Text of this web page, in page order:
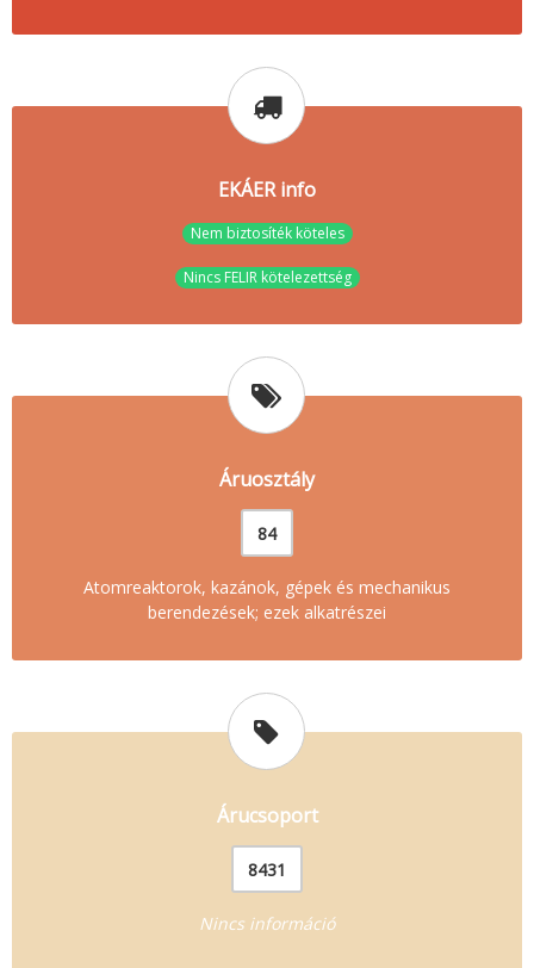
EKÁER info
Nem biztosíték köteles
Nincs FELIR kötelezettség
Áruosztály
84
Atomreaktorok, kazánok, gépek és mechanikus
berendezések; ezek alkatrészei
Árucsoport
8431
Nincs információ